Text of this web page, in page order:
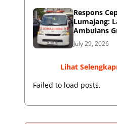
Respons
Lumajang:
Ambulans
Wajib
July 29, 2026
Lihat
Failed to load posts.